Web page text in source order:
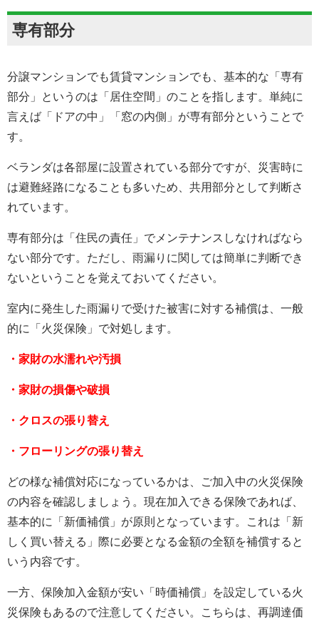
専有部分
分譲マンションでも賃貸マンションでも、基本的な「専有
部分」というのは「居住空間」のことを指します。単純に
言えば「ドアの中」「窓の内側」が専有部分ということで
す。
ベランダは各部屋に設置されている部分ですが、災害時に
は避難経路になることも多いため、共用部分として判断さ
れています。
専有部分は「住民の責任」でメンテナンスしなければなら
ない部分です。ただし、雨漏りに関しては簡単に判断でき
ないということを覚えておいてください。
室内に発生した雨漏りで受けた被害に対する補償は、一般
的に「火災保険」で対処します。
・家財の水濡れや汚損
・家財の損傷や破損
・クロスの張り替え
・フローリングの張り替え
どの様な補償対応になっているかは、ご加入中の火災保険
の内容を確認しましょう。現在加入できる保険であれば、
基本的に「新価補償」が原則となっています。これは「新
しく買い替える」際に必要となる金額の全額を補償すると
いう内容です。
一方、保険加入金額が安い「時価補償」を設定している火
災保険もあるので注意してください。こちらは、再調達価